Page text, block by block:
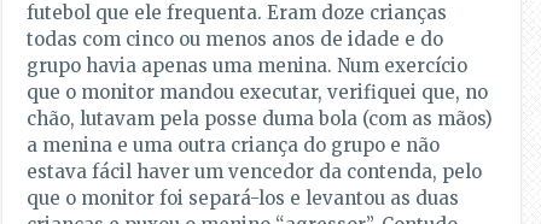
futebol que ele frequenta. Eram doze crianças
todas com cinco ou menos anos de idade e do
grupo havia apenas uma menina. Num exercício
que o monitor mandou executar, verifiquei que, no
chão, lutavam pela posse duma bola (com as mãos)
a menina e uma outra criança do grupo e não
estava fácil haver um vencedor da contenda, pelo
que o monitor foi separá-los e levantou as duas